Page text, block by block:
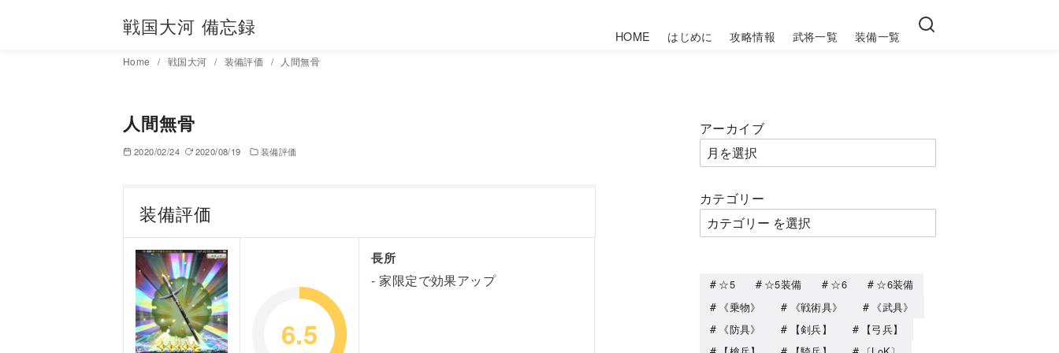
戦国大河 備忘録 HOME はじめに 攻略情報 武将一覧 装備一覧
Home 戦国大河 装備評価 人間無骨
人間無骨
2020/02/24 2020/08/19 装備評価
装備評価
6.5
長所
家限定で効果アップ
アーカイブ
カテゴリー
☆5 ☆5装備 ☆6
☆6装備
《乗物》
《戦術具》
《武具》
《防具》
【剣兵】
【弓兵】